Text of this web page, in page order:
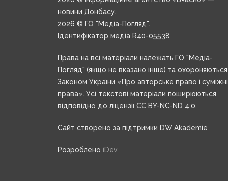
новини Донбасу.
2026 © ГО "Медіа-Погляд".
Ідентифікатор медіа R40-05538
Права на всі матеріали належать ГО "Медіа-
Погляд" (якщо не вказано інше) та охороняються
Законом України «Про авторське право і суміжні
права». Усі текстові матеріали поширюються
відповідно до ліцензії CC BY-NC-ND 4.0.
Сайт створено за підтримки DW Akademie
Розроблено iDev